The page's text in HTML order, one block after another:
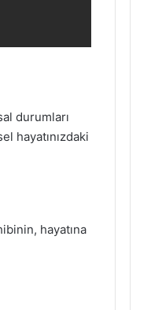
durumları
hayatınızdaki
hayatına